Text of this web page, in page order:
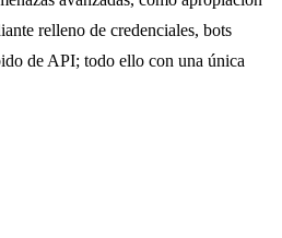
relleno de credenciales, bots
de API; todo ello con una única